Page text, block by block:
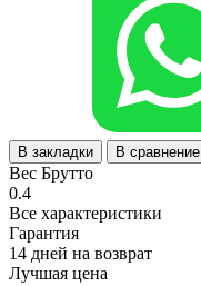
В закладки В сравнение
Вес Брутто
0.4
Все характеристики
Гарантия
14 дней на возврат
Лучшая цена